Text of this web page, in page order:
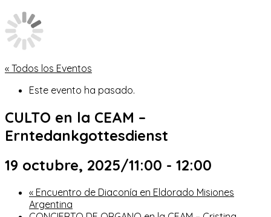
« Todos los Eventos
Este evento ha pasado.
CULTO en la CEAM –
Erntedankgottesdienst
19 octubre, 2025/11:00 - 12:00
« Encuentro de Diaconía en Eldorado Misiones
Argentina